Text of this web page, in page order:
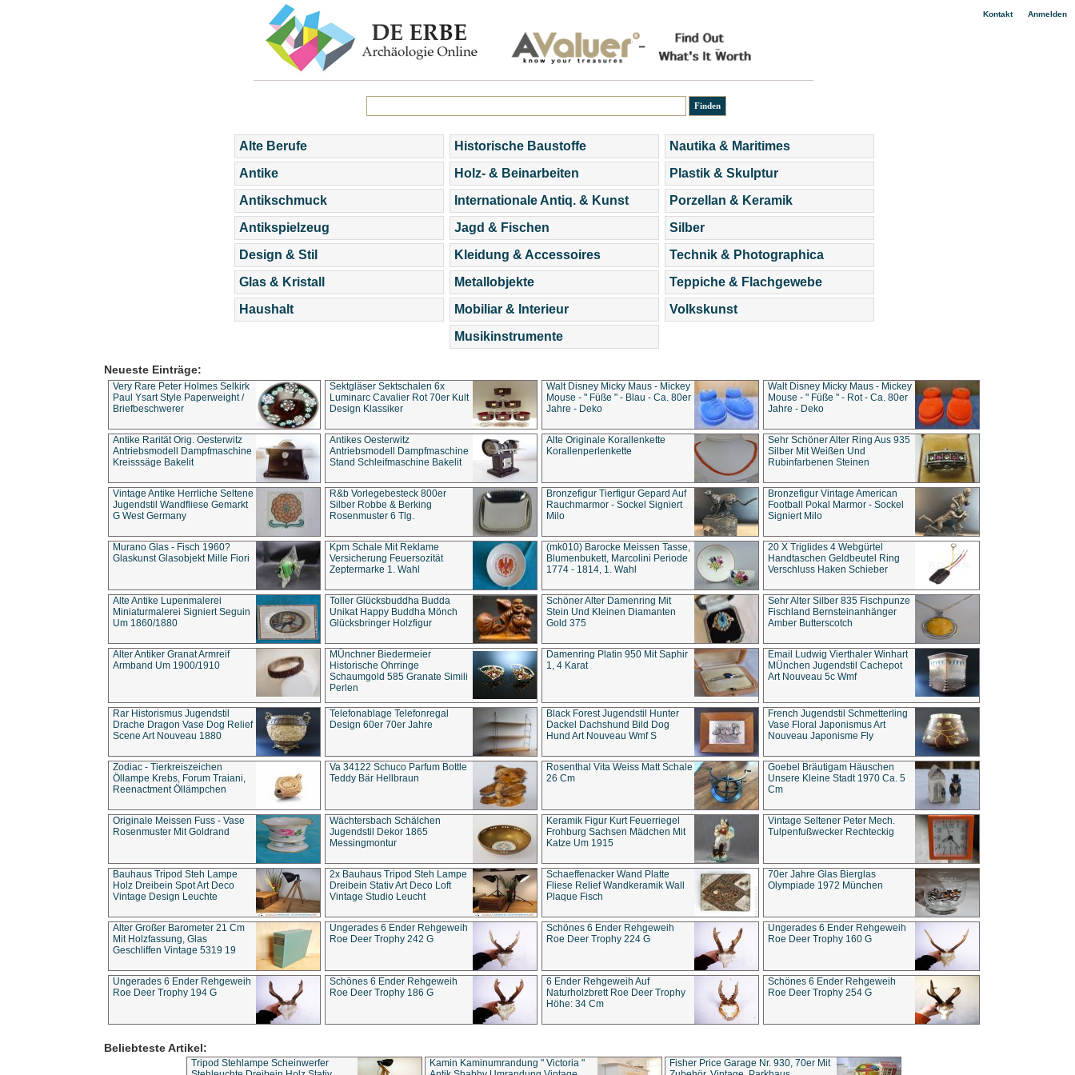
Kontakt| Anmelden
Alte Berufe
Antike
Antikschmuck
Antikspielzeug
Design & Stil
Glas & Kristall
Haushalt
Historische Baustoffe
Holz- & Beinarbeiten
Internationale Antiq. & Kunst
Jagd & Fischen
Kleidung & Accessoires
Metallobjekte
Mobiliar & Interieur
Musikinstrumente
Nautika & Maritimes
Plastik & Skulptur
Porzellan & Keramik
Silber
Technik & Photographica
Teppiche & Flachgewebe
Volkskunst
Neueste Einträge:
Very Rare Peter Holmes Selkirk
Paul Ysart Style Paperweight /
Briefbeschwerer
Sektgläser Sektschalen 6x
Luminarc Cavalier Rot 70er Kult
Design Klassiker
Walt Disney Micky Maus - Mickey
Mouse - " Füße " - Blau - Ca. 80er
Jahre - Deko
Walt Disney Micky Maus - Mickey
Mouse - " Füße " - Rot - Ca. 80er
Jahre - Deko
Antike Rarität Orig. Oesterwitz
Antriebsmodell Dampfmaschine
Kreisssäge Bakelit
Antikes Oesterwitz
Antriebsmodell Dampfmaschine
Stand Schleifmaschine Bakelit
Alte Originale Korallenkette
Korallenperlenkette
Sehr Schöner Alter Ring Aus 935
Silber Mit Weißen Und
Rubinfarbenen Steinen
Vintage Antike Herrliche Seltene
Jugendstil Wandfliese Gemarkt
G West Germany
R&b Vorlegebesteck 800er
Silber Robbe & Berking
Rosenmuster 6 Tlg.
Bronzefigur Tierfigur Gepard Auf
Rauchmarmor - Sockel Signiert
Milo
Bronzefigur Vintage American
Football Pokal Marmor - Sockel
Signiert Milo
Murano Glas - Fisch 1960?
Glaskunst Glasobjekt Mille Fiori
Kpm Schale Mit Reklame
Versicherung Feuersozität
Zeptermarke 1. Wahl
(mk010) Barocke Meissen Tasse,
Blumenbukett, Marcolini Periode
1774 - 1814, 1. Wahl
20 X Triglides 4 Webgürtel
Handtaschen Geldbeutel Ring
Verschluss Haken Schieber
Alte Antike Lupenmalerei
Miniaturmalerei Signiert Seguin
Um 1860/1880
Toller Glücksbuddha Budda
Unikat Happy Buddha Mönch
Glücksbringer Holzfigur
Schöner Alter Damenring Mit
Stein Und Kleinen Diamanten
Gold 375
Sehr Alter Silber 835 Fischpunze
Fischland Bernsteinanhänger
Amber Butterscotch
Alter Antiker Granat Armreif
Armband Um 1900/1910
MÜnchner Biedermeier
Historische Ohrringe
Schaumgold 585 Granate Simili
Perlen
Damenring Platin 950 Mit Saphir
1, 4 Karat
Email Ludwig Vierthaler Winhart
MÜnchen Jugendstil Cachepot
Art Nouveau 5c Wmf
Rar Historismus Jugendstil
Drache Dragon Vase Dog Relief
Scene Art Nouveau 1880
Telefonablage Telefonregal
Design 60er 70er Jahre
Black Forest Jugendstil Hunter
Dackel Dachshund Bild Dog
Hund Art Nouveau Wmf S
French Jugendstil Schmetterling
Vase Floral Japonismus Art
Nouveau Japonisme Fly
Zodiac - Tierkreiszeichen
Öllampe Krebs, Forum Traiani,
Reenactment Öllämpchen
Va 34122 Schuco Parfum Bottle
Teddy Bär Hellbraun
Rosenthal Vita Weiss Matt Schale
26 Cm
Goebel Bräutigam Häuschen
Unsere Kleine Stadt 1970 Ca. 5
Cm
Originale Meissen Fuss - Vase
Rosenmuster Mit Goldrand
Wächtersbach Schälchen
Jugendstil Dekor 1865
Messingmontur
Keramik Figur Kurt Feuerriegel
Frohburg Sachsen Mädchen Mit
Katze Um 1915
Vintage Seltener Peter Mech.
Tulpenfußwecker Rechteckig
Bauhaus Tripod Steh Lampe
Holz Dreibein Spot Art Deco
Vintage Design Leuchte
2x Bauhaus Tripod Steh Lampe
Dreibein Stativ Art Deco Loft
Vintage Studio Leucht
Schaeffenacker Wand Platte
Fliese Relief Wandkeramik Wall
Plaque Fisch
70er Jahre Glas Bierglas
Olympiade 1972 München
Alter Großer Barometer 21 Cm
Mit Holzfassung, Glas
Geschliffen Vintage 5319 19
Ungerades 6 Ender Rehgeweih
Roe Deer Trophy 242 G
Schönes 6 Ender Rehgeweih
Roe Deer Trophy 224 G
Ungerades 6 Ender Rehgeweih
Roe Deer Trophy 160 G
Ungerades 6 Ender Rehgeweih
Roe Deer Trophy 194 G
Schönes 6 Ender Rehgeweih
Roe Deer Trophy 186 G
6 Ender Rehgeweih Auf
Naturholzbrett Roe Deer Trophy
Höhe: 34 Cm
Schönes 6 Ender Rehgeweih
Roe Deer Trophy 254 G
Beliebteste Artikel:
Tripod Stehlampe Scheinwerfer
Kamin Kaminumrandung " Victoria "
Fisher Price Garage Nr. 930, 70er Mit